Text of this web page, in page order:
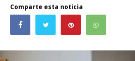
Comparte esta noticia